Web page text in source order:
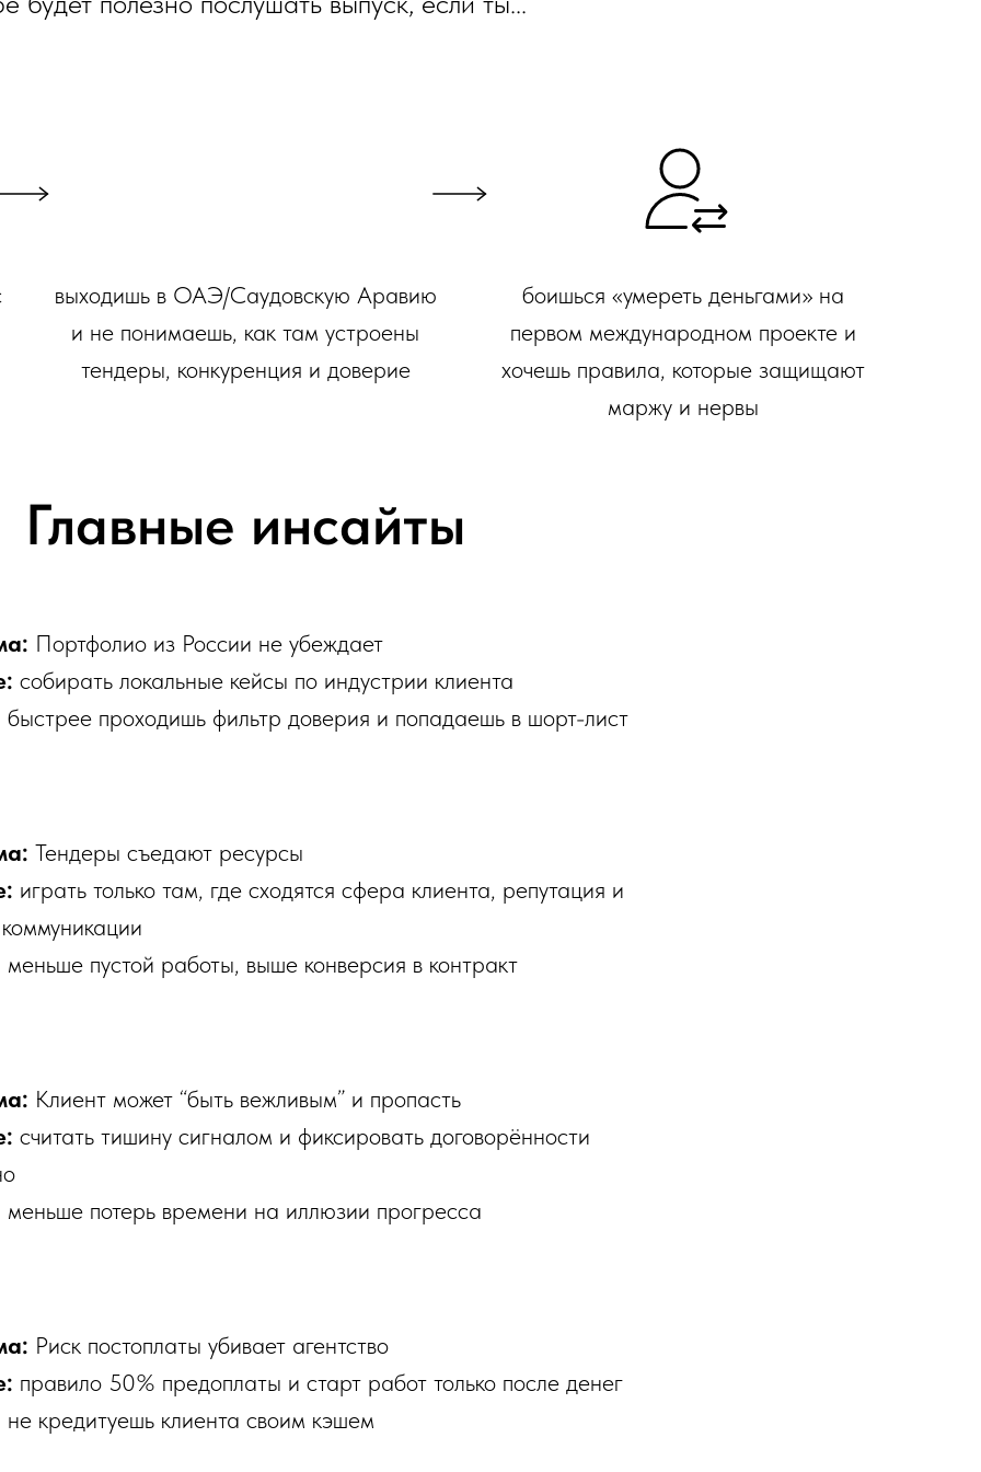
выходишь в ОАЭ/Саудовскую Аравию
и не понимаешь, как там устроены
тендеры, конкуренция и доверие
боишься «умереть деньгами» на
первом международном проекте и
хочешь правила, которые защищают
маржу и нервы
Главные инсайты
Портфолио из России не убеждает
собирать локальные кейсы по индустрии клиента
быстрее проходишь фильтр доверия и попадаешь в шорт-лист
Тендеры съедают ресурсы
играть только там, где сходятся сфера клиента, репутация и
меньше пустой работы, выше конверсия в контракт
Клиент может “быть вежливым” и пропасть
считать тишину сигналом и фиксировать договорённости
меньше потерь времени на иллюзии прогресса
Риск постоплаты убивает агентство
правило 50% предоплаты и старт работ только после денег
не кредитуешь клиента своим кэшем